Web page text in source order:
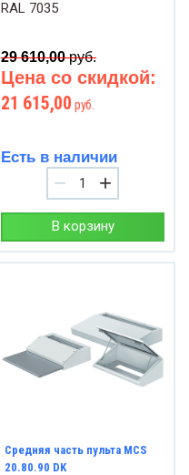
RAL 7035
29 610,00руб.
Цена со скидкой:
21 615,00 руб.
Есть в наличии
− +
В корзину
Средняя часть пульта MCS
20.80.90 DK